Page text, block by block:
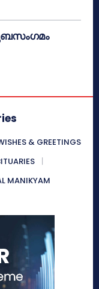
& GREETINGS
MANIKYAM